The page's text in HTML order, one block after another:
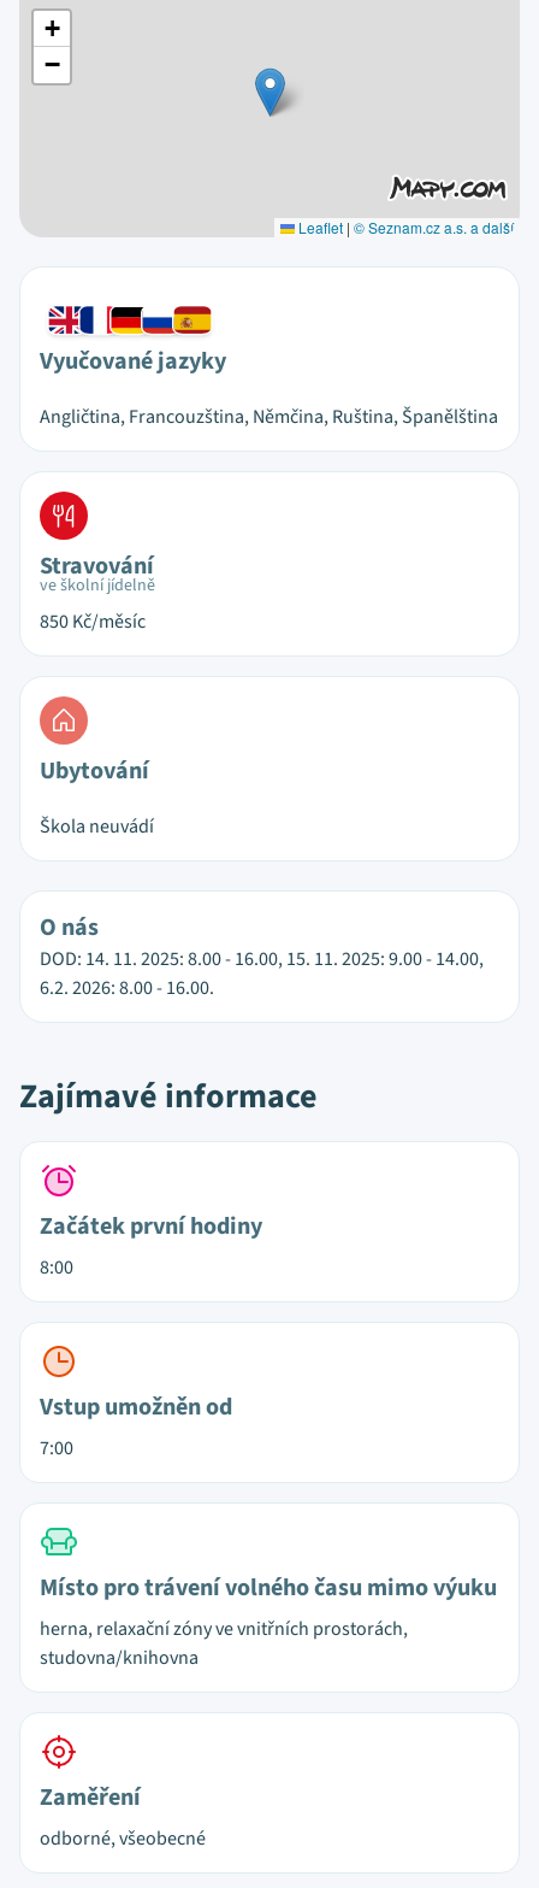
+
−
Leaflet | © Seznam.cz a.s. a další
Vyučované jazyky
Angličtina, Francouzština, Němčina, Ruština, Španělština
Stravování
ve školní jídelně
850Kč/měsíc
Ubytování
Škola neuvádí
O nás
DOD: 14. 11. 2025: 8.00 - 16.00, 15. 11. 2025: 9.00 - 14.00,
6.2. 2026: 8.00 - 16.00.
Zajímavé informace
Začátek první hodiny
8:00
Vstup umožněn od
7:00
Místo pro trávení volného času mimo výuku
herna, relaxační zóny ve vnitřních prostorách,
studovna/knihovna
Zaměření
odborné, všeobecné